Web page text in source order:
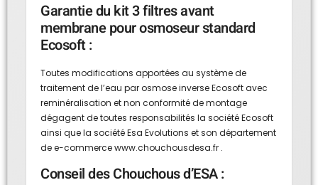
Garantie du kit 3 filtres avant
membrane pour osmoseur standard
Ecosoft :
Toutes modifications apportées au système de
traitement de l’eau par osmose inverse Ecosoft avec
reminéralisation et non conformité de montage
dégagent de toutes responsabilités la société Ecosoft
ainsi que la société Esa Evolutions et son département
de e-commerce www.chouchousdesa.fr .
Conseil des Chouchous d’ESA :